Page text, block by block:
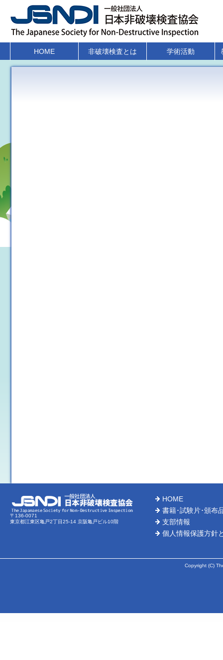
HOME 非破壊検査とは 学術活動
〒136-0071
東京都江東区亀戸2丁目25-14 京阪亀戸ビル10階
HOME
書籍･試験片･頒布
支部情報
個人情報保護方針
Copyright (C)